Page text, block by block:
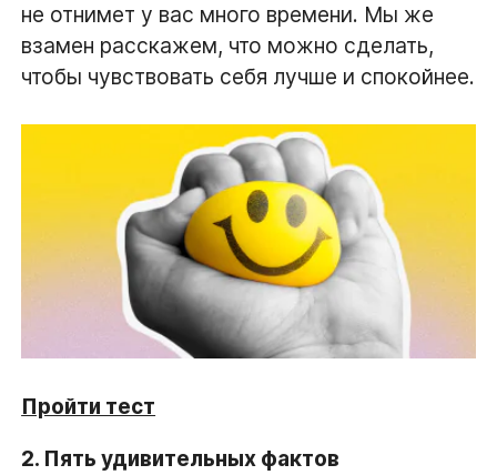
не отнимет у вас много времени. Мы же
взамен расскажем, что можно сделать,
чтобы чувствовать себя лучше и спокойнее.
Пройти тест
2. Пять удивительных фактов